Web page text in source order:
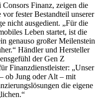
Finanz, zeigen die
fester Bestandteil unserer
nicht ausgedient. „Für die
Leben startet, ist die
genauso großer Meilenstein
Händler und Hersteller
der Gen Z
Finanzdienstleister: „Unser
ob Jung oder Alt – mit
die eigene